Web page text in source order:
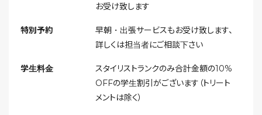
お受け致します
特別予約
早朝・出張サービスもお受け致します、
詳しくは担当者にご相談下さい
学生料金
スタイリストランクのみ合計金額の10%
OFFの学生割引がございます（トリート
メントは除く）